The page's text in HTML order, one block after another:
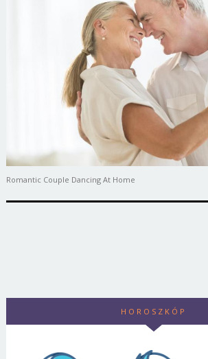
Romantic Couple Dancing At Home
HOROSZKÓP